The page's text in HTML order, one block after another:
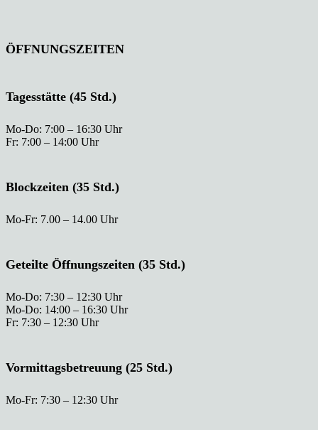
ÖFFNUNGSZEITEN
Tagesstätte (45 Std.)
Mo-Do: 7:00 – 16:30 Uhr
Fr: 7:00 – 14:00 Uhr
Blockzeiten (35 Std.)
Mo-Fr: 7.00 – 14.00 Uhr
Geteilte Öffnungszeiten (35 Std.)
Mo-Do: 7:30 – 12:30 Uhr
Mo-Do: 14:00 – 16:30 Uhr
Fr: 7:30 – 12:30 Uhr
Vormittagsbetreuung (25 Std.)
Mo-Fr: 7:30 – 12:30 Uhr